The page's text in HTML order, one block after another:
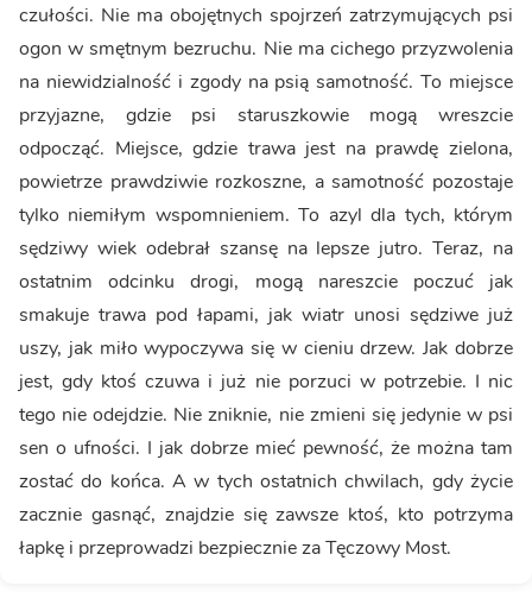
czułości. Nie ma obojętnych spojrzeń zatrzymujących psi
ogon w smętnym bezruchu. Nie ma cichego przyzwolenia
na niewidzialność i zgody na psią samotność. To miejsce
przyjazne, gdzie psi staruszkowie mogą wreszcie
odpocząć. Miejsce, gdzie trawa jest na prawdę zielona,
powietrze prawdziwie rozkoszne, a samotność pozostaje
tylko niemiłym wspomnieniem. To azyl dla tych, którym
sędziwy wiek odebrał szansę na lepsze jutro. Teraz, na
ostatnim odcinku drogi, mogą nareszcie poczuć jak
smakuje trawa pod łapami, jak wiatr unosi sędziwe już
uszy, jak miło wypoczywa się w cieniu drzew. Jak dobrze
jest, gdy ktoś czuwa i już nie porzuci w potrzebie. I nic
tego nie odejdzie. Nie zniknie, nie zmieni się jedynie w psi
sen o ufności. I jak dobrze mieć pewność, że można tam
zostać do końca. A w tych ostatnich chwilach, gdy życie
zacznie gasnąć, znajdzie się zawsze ktoś, kto potrzyma
łapkę i przeprowadzi bezpiecznie za Tęczowy Most.